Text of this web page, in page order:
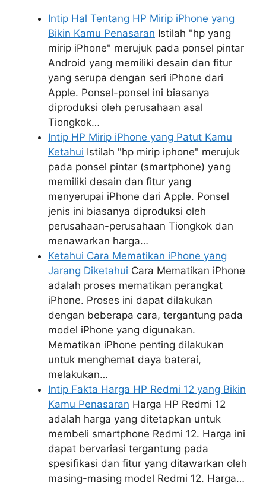
Intip Hal Tentang HP Mirip iPhone yang
Bikin Kamu Penasaran Istilah "hp yang
mirip iPhone" merujuk pada ponsel pintar
Android yang memiliki desain dan fitur
yang serupa dengan seri iPhone dari
Apple. Ponsel-ponsel ini biasanya
diproduksi oleh perusahaan asal
Tiongkok…
Intip HP Mirip iPhone yang Patut Kamu
Ketahui Istilah "hp mirip iphone" merujuk
pada ponsel pintar (smartphone) yang
memiliki desain dan fitur yang
menyerupai iPhone dari Apple. Ponsel
jenis ini biasanya diproduksi oleh
perusahaan-perusahaan Tiongkok dan
menawarkan harga…
Ketahui Cara Mematikan iPhone yang
Jarang Diketahui Cara Mematikan iPhone
adalah proses mematikan perangkat
iPhone. Proses ini dapat dilakukan
dengan beberapa cara, tergantung pada
model iPhone yang digunakan.
Mematikan iPhone penting dilakukan
untuk menghemat daya baterai,
melakukan…
Intip Fakta Harga HP Redmi 12 yang Bikin
Kamu Penasaran Harga HP Redmi 12
adalah harga yang ditetapkan untuk
membeli smartphone Redmi 12. Harga ini
dapat bervariasi tergantung pada
spesifikasi dan fitur yang ditawarkan oleh
masing-masing model Redmi 12. Harga…